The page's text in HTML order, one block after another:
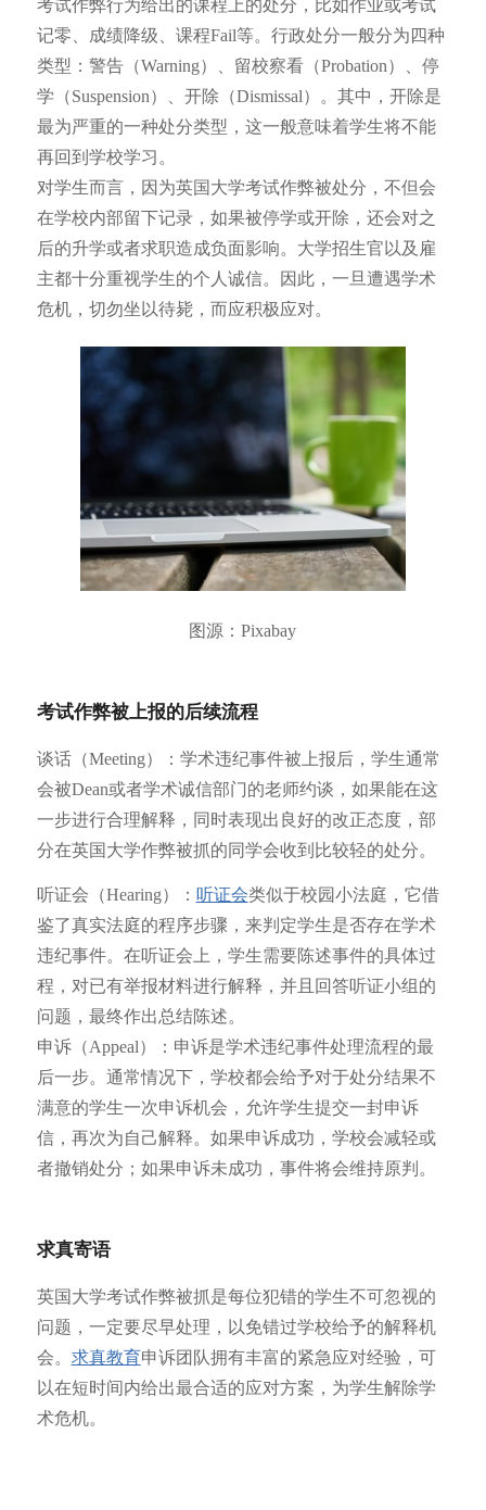
考试作弊行为给出的课程上的处分，比如作业或考试
记零、成绩降级、课程Fail等。行政处分一般分为四种
类型：警告（Warning）、留校察看（Probation）、停
学（Suspension）、开除（Dismissal）。其中，开除是
最为严重的一种处分类型，这一般意味着学生将不能
再回到学校学习。
对学生而言，因为英国大学考试作弊被处分，不但会
在学校内部留下记录，如果被停学或开除，还会对之
后的升学或者求职造成负面影响。大学招生官以及雇
主都十分重视学生的个人诚信。因此，一旦遭遇学术
危机，切勿坐以待毙，而应积极应对。
图源：Pixabay
考试作弊被上报的后续流程
谈话（Meeting）：学术违纪事件被上报后，学生通常
会被Dean或者学术诚信部门的老师约谈，如果能在这
一步进行合理解释，同时表现出良好的改正态度，部
分在英国大学作弊被抓的同学会收到比较轻的处分。
听证会（Hearing）： 听证会类似于校园小法庭，它借
鉴了真实法庭的程序步骤，来判定学生是否存在学术
违纪事件。在听证会上，学生需要陈述事件的具体过
程，对已有举报材料进行解释，并且回答听证小组的
问题，最终作出总结陈述。
申诉（Appeal）：申诉是学术违纪事件处理流程的最
后一步。通常情况下，学校都会给予对于处分结果不
满意的学生一次申诉机会，允许学生提交一封申诉
信，再次为自己解释。如果申诉成功，学校会减轻或
者撤销处分；如果申诉未成功，事件将会维持原判。
求真寄语
英国大学考试作弊被抓是每位犯错的学生不可忽视的
问题，一定要尽早处理，以免错过学校给予的解释机
会。 求真教育申诉团队拥有丰富的紧急应对经验，可
以在短时间内给出最合适的应对方案，为学生解除学
术危机。